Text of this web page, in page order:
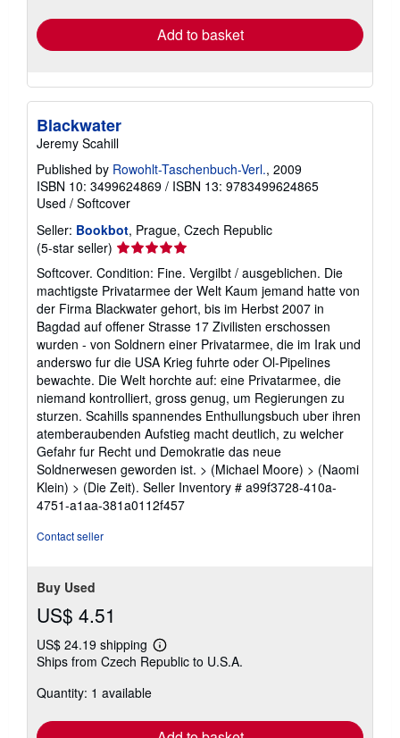
Add to basket
Blackwater
Jeremy Scahill
Published by Rowohlt-Taschenbuch-Verl., 2009
ISBN 10: 3499624869 / ISBN 13: 9783499624865
Used / Softcover
Seller: Bookbot, Prague, Czech Republic
(5-star seller) Seller
rating
5
out
of
5
stars
Softcover. Condition: Fine. Vergilbt / ausgeblichen. Die
machtigste Privatarmee der Welt Kaum jemand hatte von
der Firma Blackwater gehort, bis im Herbst 2007 in
Bagdad auf offener Strasse 17 Zivilisten erschossen
wurden - von Soldnern einer Privatarmee, die im Irak und
anderswo fur die USA Krieg fuhrte oder Ol-Pipelines
bewachte. Die Welt horchte auf: eine Privatarmee, die
niemand kontrolliert, gross genug, um Regierungen zu
sturzen. Scahills spannendes Enthullungsbuch uber ihren
atemberaubenden Aufstieg macht deutlich, zu welcher
Gefahr fur Recht und Demokratie das neue
Soldnerwesen geworden ist. > (Michael Moore) > (Naomi
Klein) > (Die Zeit). Seller Inventory # a99f3728-410a-
4751-a1aa-381a0112f457
Contact seller
Buy Used
US$ 4.51
US$ 24.19 shipping
Learn
more
Ships from Czech Republic to U.S.A.
Quantity: 1 available